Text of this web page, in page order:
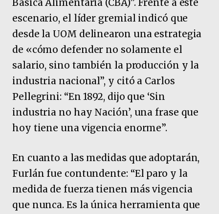
Básica Alimentaria (CBA)”. Frente a este
escenario, el líder gremial indicó que
desde la UOM delinearon una estrategia
de «cómo defender no solamente el
salario, sino también la producción y la
industria nacional”, y citó a Carlos
Pellegrini: “En 1892, dijo que ‘Sin
industria no hay Nación’, una frase que
hoy tiene una vigencia enorme”.
En cuanto a las medidas que adoptarán,
Furlán fue contundente: “El paro y la
medida de fuerza tienen más vigencia
que nunca. Es la única herramienta que